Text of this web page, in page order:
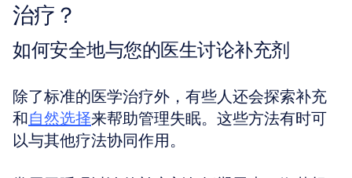
治疗？
如何安全地与您的医生讨论补充剂
除了标准的医学治疗外，有些人还会探索补充
和自然选择来帮助管理失眠。这些方法有时可
以与其他疗法协同作用。